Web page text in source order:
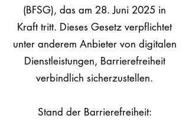
(BFSG), das am 28. Juni 2025 in
Kraft tritt. Dieses Gesetz verpflichtet
unter anderem Anbieter von digitalen
Dienstleistungen, Barrierefreiheit
verbindlich sicherzustellen.
Stand der Barrierefreiheit: